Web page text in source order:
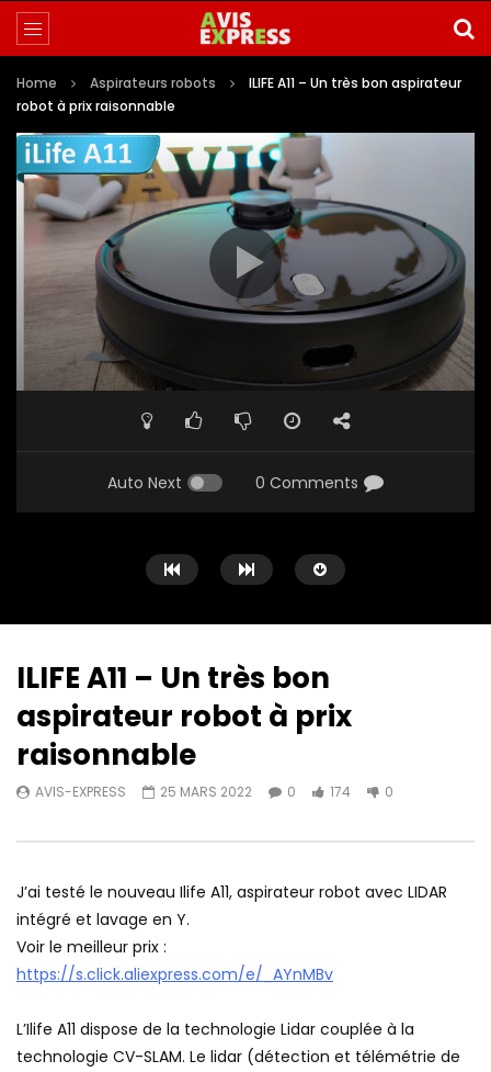
Home Aspirateurs robots
ILIFE A11 – Un très bon aspirateur
robot à prix raisonnable
Auto Next 0 Comments
Watch Later
19:37
meilleurs aspirateurs robots de
AVIS-EXPRESS
20 JUILLET 2022
PLUS PERFORMANT
0
451 0
ILIFE A11 – Un très bon
aspirateur robot à prix
raisonnable
AVIS-EXPRESS 25 MARS 2022 0 174 0
J’ai testé le nouveau Ilife A11, aspirateur robot avec LIDAR
intégré et lavage en Y.
Voir le meilleur prix :
https://s.click.aliexpress.com/e/_AYnMBv
L’Ilife A11 dispose de la technologie Lidar couplée à la
technologie CV-SLAM. Le lidar (détection et télémétrie de